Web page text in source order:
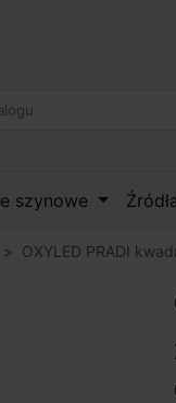
szynowe
OXYLED PRADI